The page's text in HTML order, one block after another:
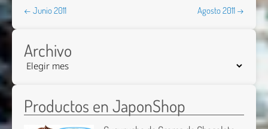
← Junio 2011 Agosto 2011 →
Archivo
Productos en JaponShop